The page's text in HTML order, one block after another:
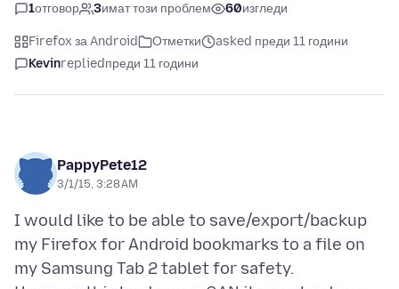
1отговор 3имат този проблем 60изгледи
Firefox за Android Отметки
asked преди 11 години
Kevinrepliedпреди 11 години
PappyPete12
3/1/15, 3:28 AM
I would like to be able to save/export/backup
my Firefox for Android bookmarks to a file on
my Samsung Tab 2 tablet for safety.